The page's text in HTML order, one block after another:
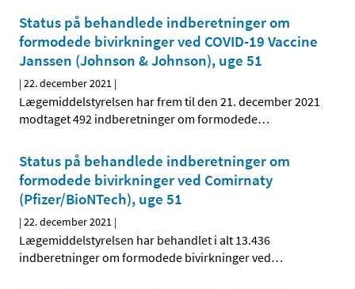
Status på behandlede indberetninger om
formodede bivirkninger ved COVID-19 Vaccine
Janssen (Johnson & Johnson), uge 51
|22. december 2021 |
Lægemiddelstyrelsen har frem til den 21. december 2021
modtaget 492 indberetninger om formodede…
Status på behandlede indberetninger om
formodede bivirkninger ved Comirnaty
(Pfizer/BioNTech), uge 51
|22. december 2021 |
Lægemiddelstyrelsen har behandlet i alt 13.436
indberetninger om formodede bivirkninger ved…